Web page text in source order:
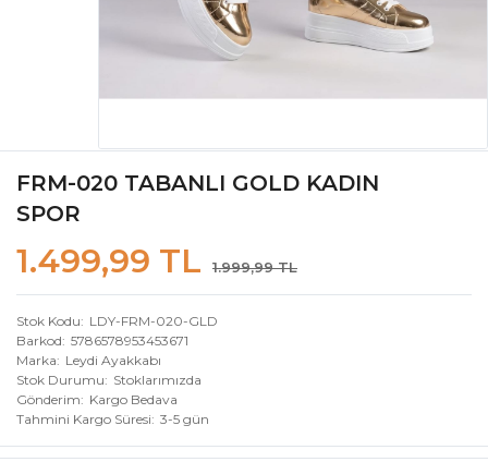
FRM-020 TABANLI GOLD KADIN
SPOR
1.499,99 TL 1.999,99 TL
Stok Kodu
LDY-FRM-020-GLD
Barkod 5786578953453671
Marka
Leydi Ayakkabı
Stok Durumu
Stoklarımızda
Gönderim
Kargo Bedava
Tahmini Kargo Süresi 3-5 gün